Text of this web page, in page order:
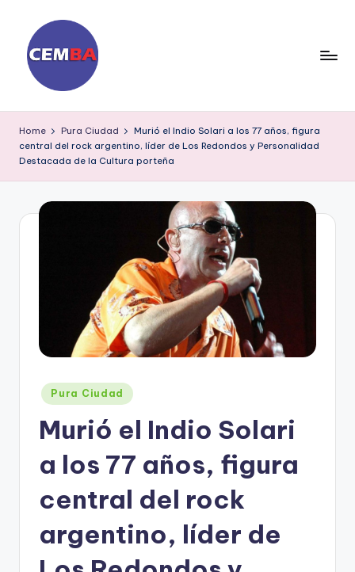
content
ia
ri
o
C
Home Pura Ciudad
Murió el Indio Solari a los 77 años, figura
central del rock argentino, líder de Los Redondos y Personalidad
Destacada de la Cultura porteña
Posted
in
Pura Ciudad
Murió el Indio Solari
a los 77 años, figura
central del rock
argentino, líder de